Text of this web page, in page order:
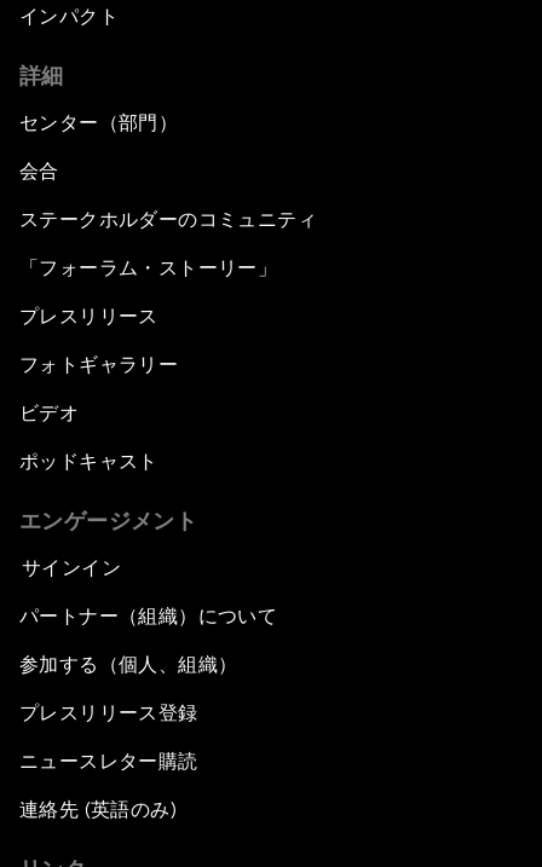
インパクト
詳細
センター（部門）
会合
ステークホルダーのコミュニティ
「フォーラム・ストーリー」
プレスリリース
フォトギャラリー
ビデオ
ポッドキャスト
エンゲージメント
サインイン
パートナー（組織）について
参加する（個人、組織）
プレスリリース登録
ニュースレター購読
連絡先 (英語のみ)